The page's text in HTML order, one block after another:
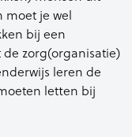
moet je wel
bij een
zorg(organisatie)
leren de
letten bij